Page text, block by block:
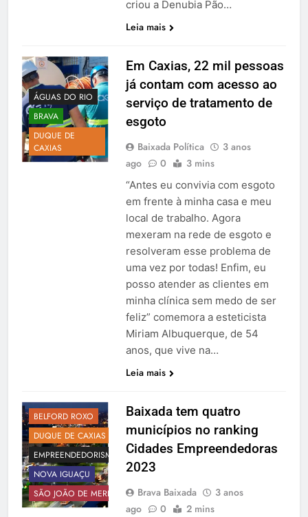
criou a Denubia Pão…
Leia mais
ÁGUAS DO RIO
BRAVA
DUQUE DE
CAXIAS
Em Caxias, 22 mil pessoas
já contam com acesso ao
serviço de tratamento de
esgoto
Baixada Política
3 anos
ago
0 3 mins
“Antes eu convivia com esgoto
em frente à minha casa e meu
local de trabalho. Agora
mexeram na rede de esgoto e
resolveram esse problema de
uma vez por todas! Enfim, eu
posso atender as clientes em
minha clínica sem medo de ser
feliz” comemora a esteticista
Miriam Albuquerque, de 54
anos, que vive na…
Leia mais
BELFORD ROXO
DUQUE DE CAXIAS
EMPREENDEDORISMO
NOVA IGUAÇU
SÃO JOÃO DE MERITI
Baixada tem quatro
municípios no ranking
Cidades Empreendedoras
2023
Brava Baixada
3 anos
ago
0 2 mins